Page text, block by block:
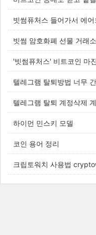
빗썸퓨처스 들어가서 에어
빗썸 암호화폐 선물 거래
'빗썸퓨처스' 비트코인 마
텔레그램 탈퇴방법 너무
텔레그램 탈퇴 계정삭제
하이먼 민스키 모델
코인 용어 정리
크립토워치 사용법